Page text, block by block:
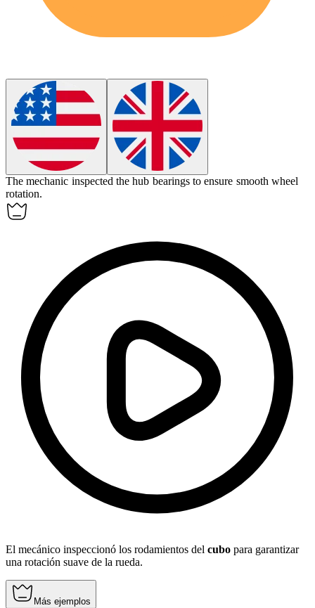
The mechanic inspected thehub bearings to ensure smooth wheel
rotation.
El mecánico inspeccionó los rodamientos del cubo para garantizar
una rotación suave de la rueda.
Más ejemplos